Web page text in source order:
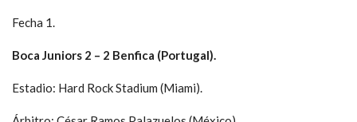
Fecha 1.
Boca Juniors 2 – 2 Benfica (Portugal).
Estadio: Hard Rock Stadium (Miami).